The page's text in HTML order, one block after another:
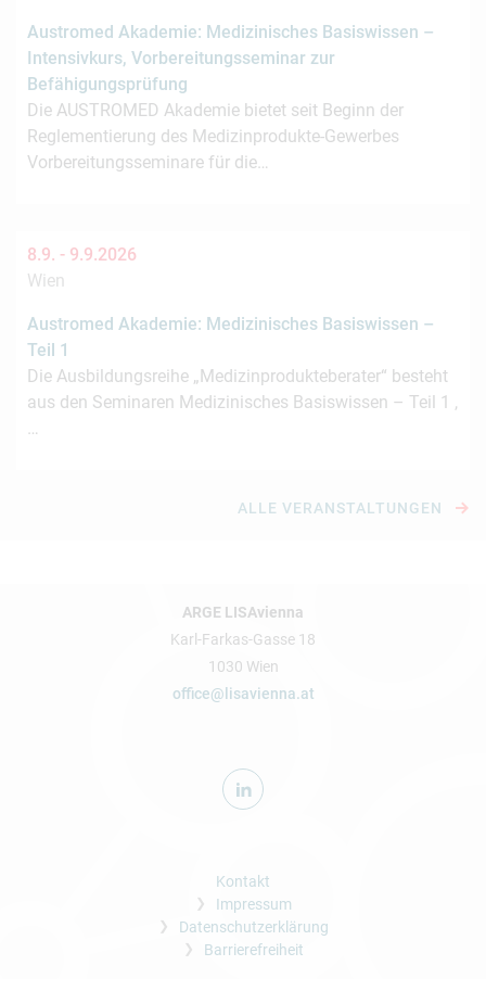
Austromed Akademie: Medizinisches Basiswissen –
Intensivkurs, Vorbereitungsseminar zur
Befähigungsprüfung
Die AUSTROMED Akademie bietet seit Beginn der
Reglementierung des Medizinprodukte-Gewerbes
Vorbereitungsseminare für die…
8.9. - 9.9.2026
Wien
Austromed Akademie: Medizinisches Basiswissen –
Teil 1
Die Ausbildungsreihe „Medizinprodukteberater“ besteht
aus den Seminaren Medizinisches Basiswissen – Teil 1 ,
…
ALLE VERANSTALTUNGEN
ARGE LISAvienna
Karl-Farkas-Gasse 18
1030 Wien
office@lisavienna.at
Kontakt
Impressum
Datenschutzerklärung
Barrierefreiheit